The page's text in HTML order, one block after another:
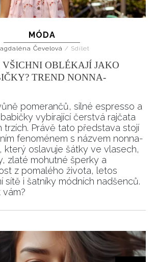
MÓDA
Čevelová / Sdílet
VŠICHNI OBLÉKAJÍ JAKO
TREND NONNA-
pomerančů, silné espresso a
vybírající čerstvá rajčata
trzích. Právě tato představa stojí
fenoménem s názvem nonna-
který oslavuje šátky ve vlasech,
zlaté mohutné šperky a
z pomalého života, letos
sítě i šatníky módních nadšenců.
vám?